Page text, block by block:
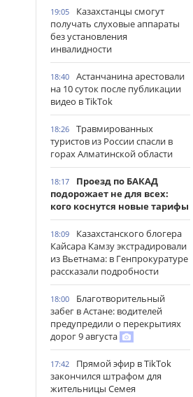
19:05
Казахстанцы смогут
получать слуховые аппараты
без установления
инвалидности
18:40
Астанчанина арестовали
на 10 суток после публикации
видео в TikTok
18:26
Травмированных
туристов из России спасли в
горах Алматинской области
18:17
Проезд по БАКАД
подорожает не для всех:
кого коснутся новые тарифы
18:09
Казахстанского блогера
Кайсара Камзу экстрадировали
из Вьетнама: в Генпрокуратуре
рассказали подробности
18:00
Благотворительный
забег в Астане: водителей
предупредили о перекрытиях
дорог 9 августа
17:42
Прямой эфир в TikTok
закончился штрафом для
жительницы Семея